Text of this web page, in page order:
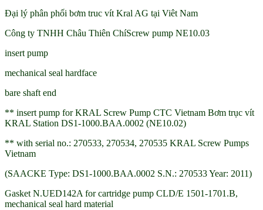
Đại lý phân phối bơm truc vít Kral AG tại Viêt Nam
Công ty TNHH Châu Thiên ChíScrew pump NE10.03
insert pump
mechanical seal hardface
bare shaft end
** insert pump for KRAL Screw Pump CTC Vietnam Bơm trục vít
KRAL Station DS1-1000.BAA.0002 (NE10.02)
** with serial no.: 270533, 270534, 270535 KRAL Screw Pumps
Vietnam
(SAACKE Type: DS1-1000.BAA.0002 S.N.: 270533 Year: 2011)
Gasket N.UED142A for cartridge pump CLD/E 1501-1701.B,
mechanical seal hard material